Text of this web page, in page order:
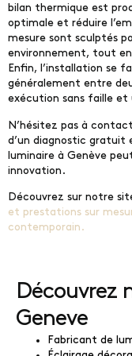
bilan thermique est
optimale et réduire
mesure sont sculptés
environnement, tout
Enfin, l’installation se
généralement entre
exécution sans faille
N’hésitez pas à
d’un diagnostic gratuit
luminaire à Genève
innovation.
Découvrez sur notre
et prestations sur
contemporain.
Découvrez
Geneve
Fabricant de